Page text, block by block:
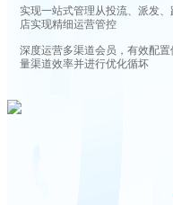
实现一站式管理从投流、派发
店实现精细运营管控
深度运营多渠道会员，有效配
量渠道效率并进行优化循坏